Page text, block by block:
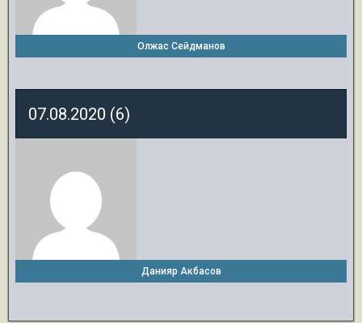
Олжас Сейдманов
07.08.2020 (6)
Данияр Акбасов